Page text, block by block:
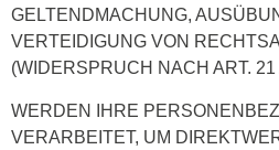
GELTENDMACHUNG,
VERTEIDIGUNG VON
(WIDERSPRUCH NACH ART.
WERDEN IHRE
VERARBEITET, UM